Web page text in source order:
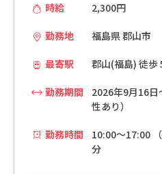
時給 2,300円
勤務地 福島県 郡山市
最寄駅 郡山(福島) 徒歩
勤務期間
2026年9月16
性あり）
勤務時間
10:00～17:00
分